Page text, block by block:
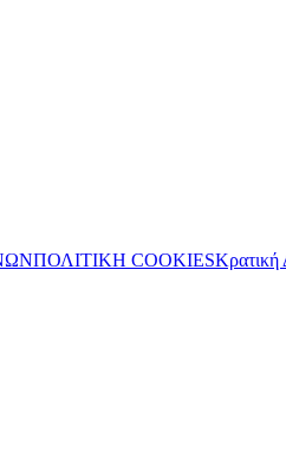
ΠΟΛΙΤΙΚΗ COOKIESΚρατική